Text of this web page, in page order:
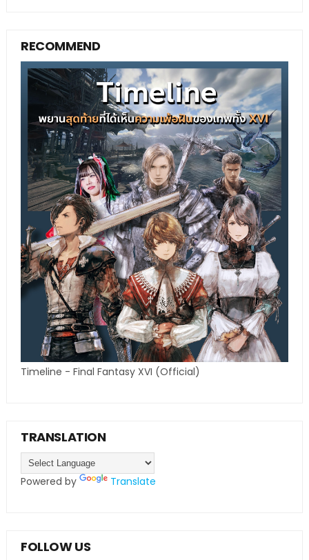
RECOMMEND
Timeline - Final Fantasy XVI (Official)
TRANSLATION
Powered by Translate
FOLLOW US